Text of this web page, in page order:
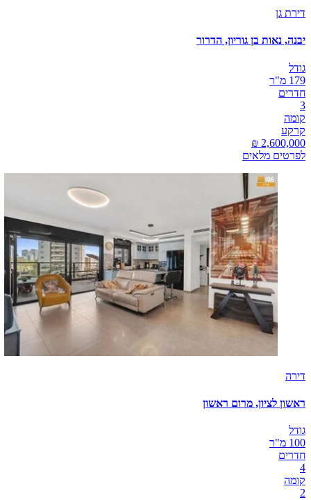
דירת גן
יבנה, נאות בן גוריון, הדרור
גודל
179 מ"ר
חדרים
3
קומה
קרקע
לפרטים מלאים
דירה
ראשון לציון, מרום ראשון
גודל
100 מ"ר
חדרים
4
קומה
2